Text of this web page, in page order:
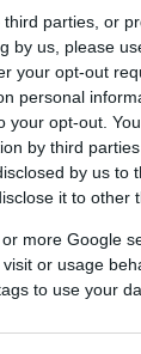
parties, or
by us, please
your opt-out
personal
your opt-out.
by third
by us to
it to other
more Google
or usage
to use your
qualsiasi